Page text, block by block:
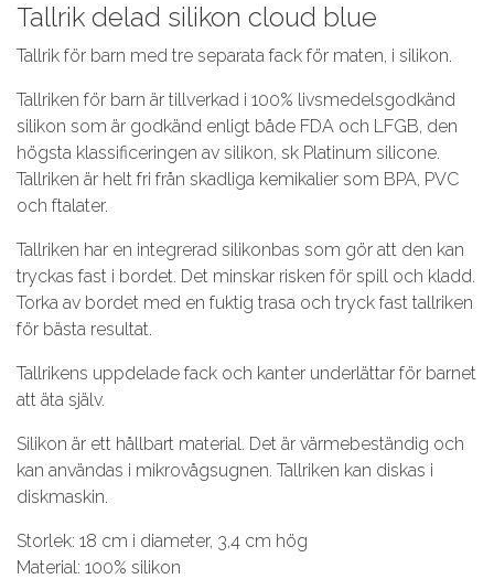
Tallrik delad silikon cloud blue
Tallrik för barn med tre separata fack för maten, i silikon.
Tallriken för barn är tillverkad i 100% livsmedelsgodkänd
silikon som är godkänd enligt både FDA och LFGB, den
högsta klassificeringen av silikon, sk Platinum silicone.
Tallriken är helt fri från skadliga kemikalier som BPA, PVC
och ftalater.
Tallriken har en integrerad silikonbas som gör att den kan
tryckas fast i bordet. Det minskar risken för spill och kladd.
Torka av bordet med en fuktig trasa och tryck fast tallriken
för bästa resultat.
Tallrikens uppdelade fack och kanter underlättar för barnet
att äta själv.
Silikon är ett hållbart material. Det är värmebeständig och
kan användas i mikrovågsugnen. Tallriken kan diskas i
diskmaskin.
Storlek: 18 cm i diameter, 3,4 cm hög
Material: 100% silikon